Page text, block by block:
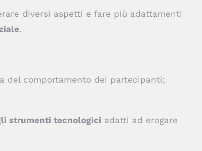
diversi aspetti e fare più adattamenti
.
del comportamento dei partecipanti;
strumenti tecnologici adatti ad erogare